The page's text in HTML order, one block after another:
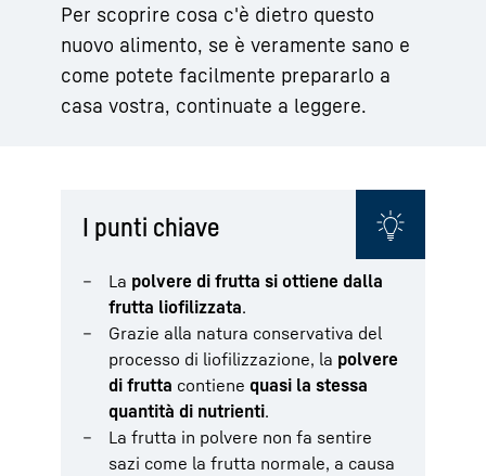
Per scoprire cosa c'è dietro questo
nuovo alimento, se è veramente sano e
come potete facilmente prepararlo a
casa vostra, continuate a leggere.
I punti chiave
La polvere di frutta si ottiene dalla
frutta liofilizzata.
Grazie alla natura conservativa del
processo di liofilizzazione, la polvere
di frutta contiene quasi la stessa
quantità di nutrienti.
La frutta in polvere non fa sentire
sazi come la frutta normale, a causa